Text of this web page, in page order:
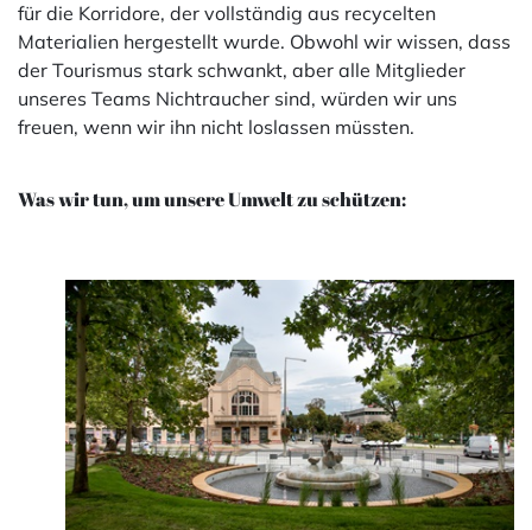
für die Korridore, der vollständig aus recycelten
Materialien hergestellt wurde. Obwohl wir wissen, dass
der Tourismus stark schwankt, aber alle Mitglieder
unseres Teams Nichtraucher sind, würden wir uns
freuen, wenn wir ihn nicht loslassen müssten.
Was wir tun, um unsere Umwelt zu schützen: